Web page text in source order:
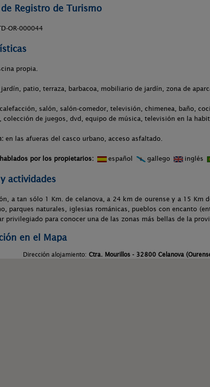
Registro de Turismo
OR-000044
propia.
jardín, patio, terraza, barbacoa, mobiliario de jardín, zona de
calefacción, salón, salón-comedor, televisión, chimenea, baño,
colección de juegos, dvd, equipo de música, televisión en la
en las afueras del casco urbano, acceso asfaltado.
por los propietarios: español gallego inglés
actividades
a tan sólo 1 Km. de celanova, a 24 km de ourense y a 15
parques naturales, iglesias románicas, pueblos con encanto
privilegiado para conocer una de las zonas más bellas de la
en el Mapa
Dirección alojamiento: Ctra. Mourillos - 32800 Celanova